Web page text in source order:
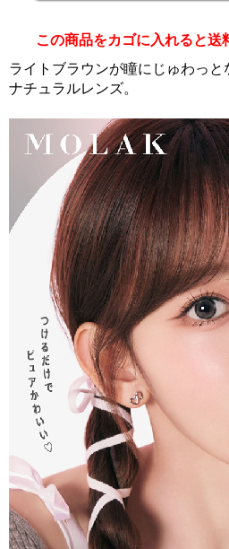
この商品をカゴに入れると送
ライトブラウンが瞳にじゅわっ
ナチュラルレンズ。